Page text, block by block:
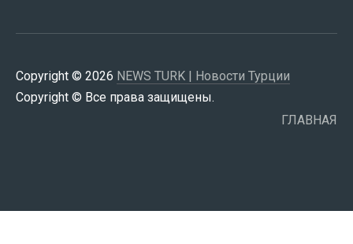
Copyright © 2026 NEWS TURK | Новости Турции
Copyright © Все права защищены.
ГЛАВНАЯ